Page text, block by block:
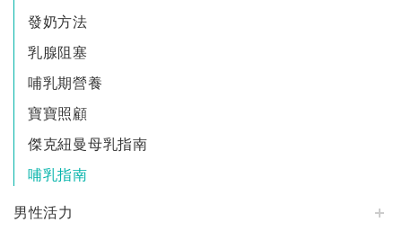
發奶方法
乳腺阻塞
哺乳期營養
寶寶照顧
傑克紐曼母乳指南
哺乳指南
男性活力